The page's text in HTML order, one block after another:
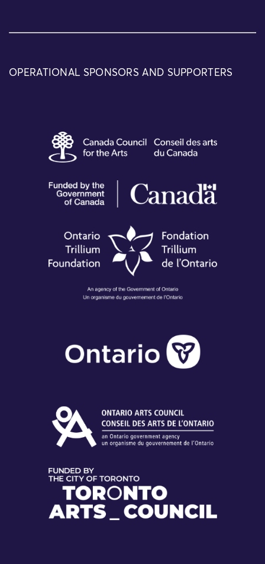
OPERATIONAL SPONSORS AND SUPPORTERS